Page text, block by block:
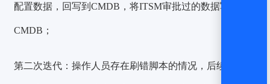
配置数据，回写到CMDB，将ITSM审批过的数据写进
CMDB；
第二次迭代：操作人员存在刷错脚本的情况，后续很难发